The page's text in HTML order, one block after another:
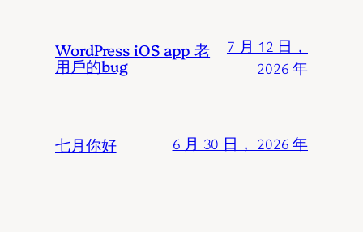
WordPress iOS app 老
用戶的bug
7 月 12 日，
2026 年
七月你好 6 月 30 日， 2026 年